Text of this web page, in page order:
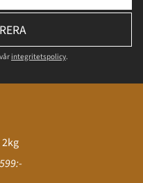
integritetspolicy.